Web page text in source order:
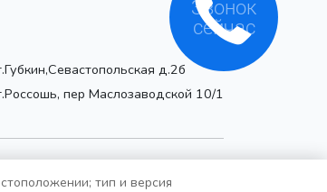
д.2б
пер Маслозаводской 10/1
тип и версия